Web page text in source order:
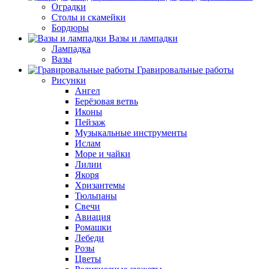
Оградки
Столы и скамейки
Бордюры
Вазы и лампадки
Лампадка
Вазы
Гравировальные работы
Рисунки
Ангел
Берёзовая ветвь
Иконы
Пейзаж
Музыкальные инструменты
Ислам
Море и чайки
Лилии
Якоря
Хризантемы
Тюльпаны
Свечи
Авиация
Ромашки
Лебеди
Розы
Цветы